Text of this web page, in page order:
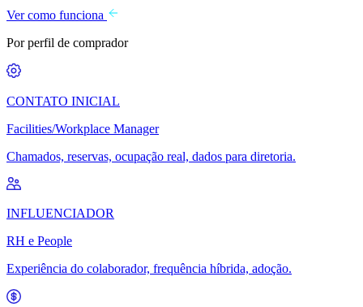
Ver como funciona
Por perfil de comprador
CONTATO INICIAL
Facilities/Workplace Manager
Chamados, reservas, ocupação real, dados para diretoria.
INFLUENCIADOR
RH e People
Experiência do colaborador, frequência híbrida, adoção.